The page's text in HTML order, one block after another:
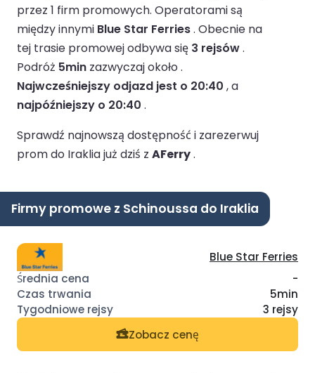
przez 1 firm promowych. Operatorami są
między innymi Blue Star Ferries. Obecnie na
tej trasie promowej odbywa się 3 rejsów.
Podróż 5min zazwyczaj około .
Najwcześniejszy odjazd jest o 20:40 , a
najpóźniejszy o 20:40 .
Sprawdź najnowszą dostępność i zarezerwuj
prom do Iraklia już dziś z AFerry.
Firmy promowe z Schinoussa do Iraklia
Blue Star Ferries
-
5min
3 rejsy
Zobacz cenę